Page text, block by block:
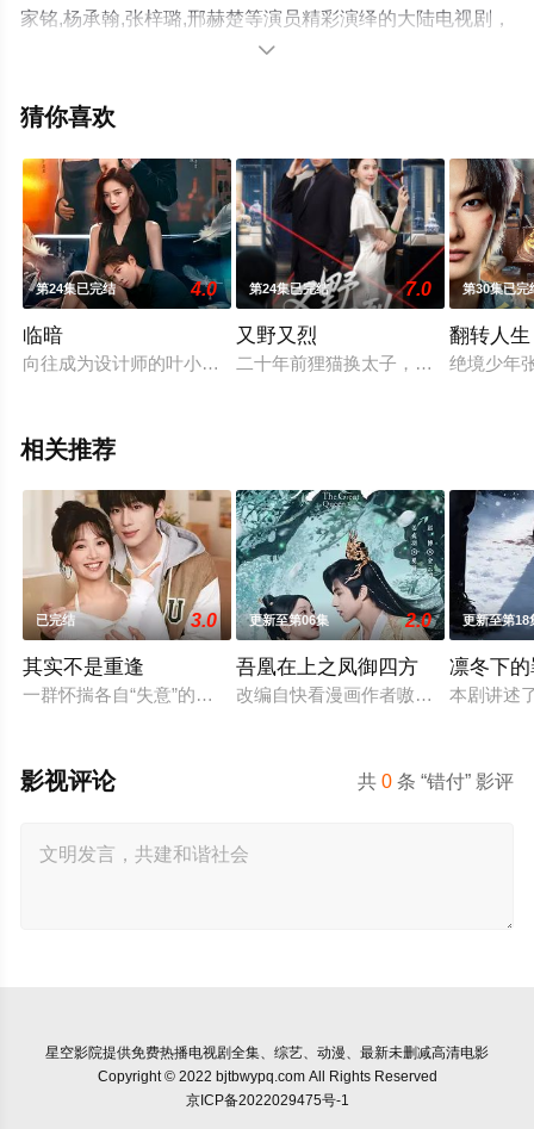
家铭,杨承翰,张梓璐,邢赫楚等演员精彩演绎的大陆电视剧，
手机免费观看高清无删减完整版电视剧全集就上星空影
等平台了解。

猜你喜欢
第24集已完结 4.0
临暗
向往成为设计师的叶小爱与逃离家暴的模特庄离离机缘之下结为
第24集已完结 7.0
又野又烈​
二十年前狸猫换太子，穆家真少爷沈
第30集已完
翻转人
绝境少年
相关推荐
已完结 3.0
其实不是重逢
一群怀揣各自“失意”的年轻人，在沿海小城南安相遇相知，他
更新至第06集 2.0
吾凰在上之凤御四方
改编自快看漫画作者嗷小泽的独家连
更新至第18
凛冬下
本剧讲述
共0 条 “错付” 影评
影视评论
星空影院提供免费热播电视剧全集、综艺、动漫、最新未删减高清电影
Copyright © 2022 bjtbwypq.com All Rights Reserved
京ICP备2022029475号-1